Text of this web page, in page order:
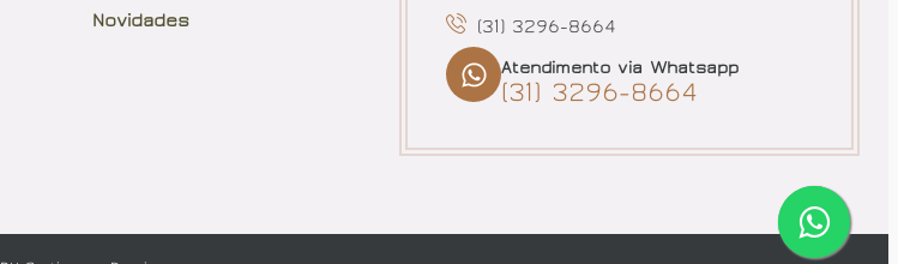
Novidades
(31) 3296-8664
Atendimento via Whatsapp
(31) 3296-8664